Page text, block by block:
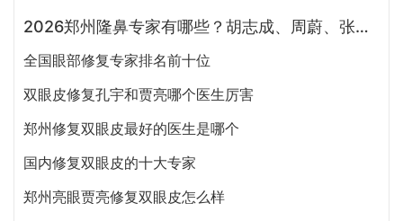
2026郑州隆鼻专家有哪些？胡志成、周蔚、张海洋、王启立、张鹏、李冰谁做鼻子更好？
全国眼部修复专家排名前十位
双眼皮修复孔宇和贾亮哪个医生厉害
郑州修复双眼皮最好的医生是哪个
国内修复双眼皮的十大专家
郑州亮眼贾亮修复双眼皮怎么样